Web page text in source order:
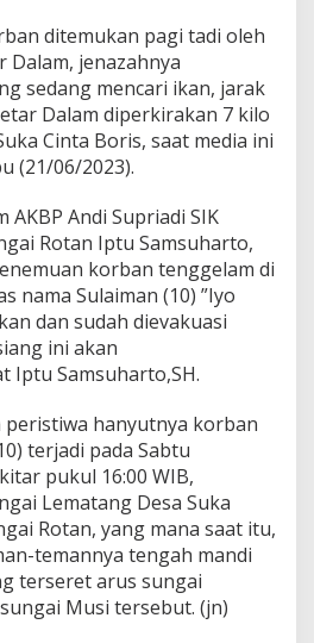
ditemukan pagi tadi oleh
Dalam, jenazahnya
sedang mencari ikan, jarak
Dalam diperkirakan 7 kilo
Cinta Boris, saat media ini
(21/06/2023).
AKBP Andi Supriadi SIK
Rotan Iptu Samsuharto,
korban tenggelam di
nama Sulaiman (10) ”Iyo
dan sudah dievakuasi
ini akan
Iptu Samsuharto,SH.
peristiwa hanyutnya korban
terjadi pada Sabtu
pukul 16:00 WIB,
Lematang Desa Suka
Rotan, yang mana saat itu,
temannya tengah mandi
terseret arus sungai
Musi tersebut. (jn)